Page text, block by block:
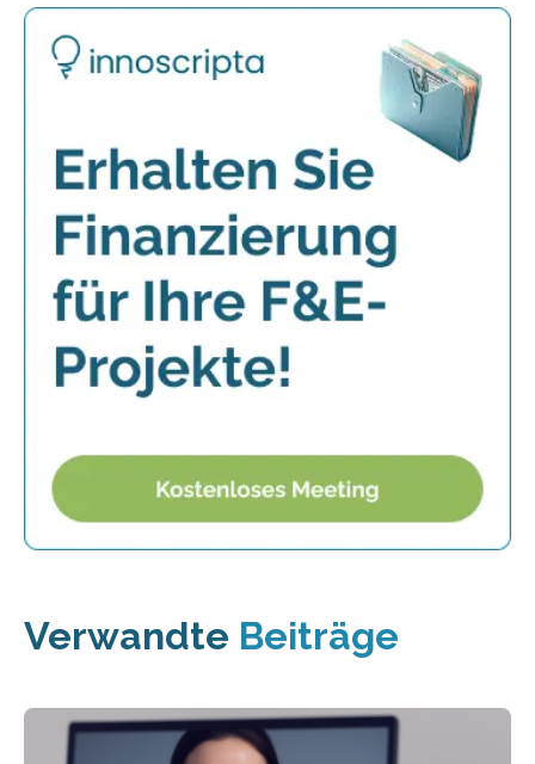
Verwandte Beiträge